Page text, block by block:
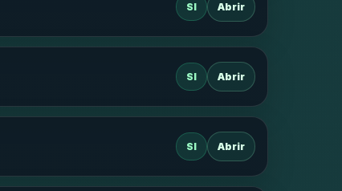
SI Abrir
SI Abrir
SI Abrir